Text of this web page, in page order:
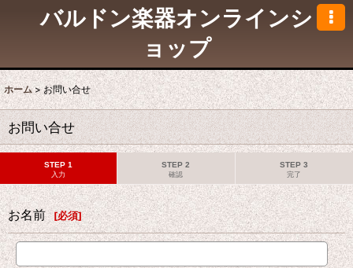
バルドン楽器オンラインシ
ョップ
ホーム > お問い合せ
お問い合せ
STEP 1
入力
STEP 2
確認
STEP 3
完了
お名前 [必須]